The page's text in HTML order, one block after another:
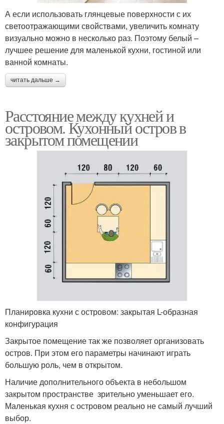
А если использовать глянцевые поверхности с их
светоотражающими свойствами, увеличить комнату
визуально можно в несколько раз. Поэтому белый –
лучшее решение для маленькой кухни, гостиной или
ванной комнаты.
читать дальше →
Расстояние между кухней и
островом. Кухонный остров в
закрытом помещении
Планировка кухни с островом: закрытая L-образная
конфигурация
Закрытое помещение так же позволяет организовать
остров. При этом его параметры начинают играть
большую роль, чем в открытом.
Наличие дополнительного объекта в небольшом
закрытом пространстве зрительно уменьшает его.
Маленькая кухня с островом реально не самый лучший
выбор.